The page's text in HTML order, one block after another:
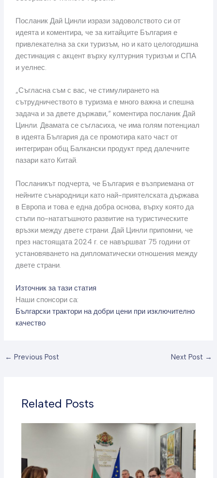
Посланик Дай Цинли изрази задоволството си от
идеята и коментира, че за китайците България е
привлекателна за ски туризъм, но и като целогодишна
дестинация с акцент върху културния туризъм и СПА
и уелнес.
„Съгласна съм с вас, че стимулирането на
сътрудничеството в туризма е много важна и спешна
задача и за двете държави,“ коментира посланик Дай
Цинли. Двамата се съгласиха, че има голям потенциал
в идеята България да се промотира като част от
интегриран общ Балкански продукт пред далечните
пазари като Китай.
Посланикът подчерта, че България е възприемана от
нейните сънародници като най-приятелската държава
в Европа и това е една добра основа, върху която да
стъпи по-нататъшното развитие на туристическите
връзки между двете страни. Дай Цинли припомни, че
през настоящата 2024 г. се навършват 75 години от
установяването на дипломатически отношения между
двете страни.
Източник за тази статия
Наши спонсори са:
Български трактори на добри цени при изключително
качество
← Previous Post Next Post →
Related Posts